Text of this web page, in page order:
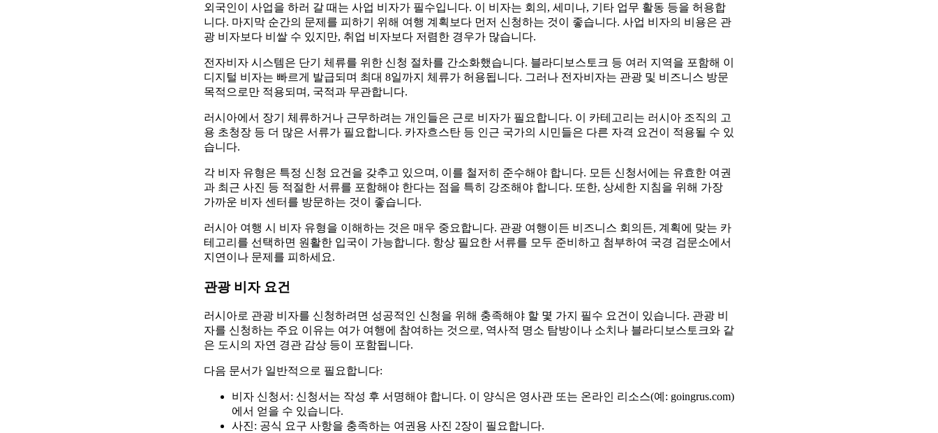
외국인이 사업을 하러 갈 때는 사업 비자가 필수입니다. 이 비자는 회의, 세미나, 기타 업무 활동 등을 허용합
니다. 마지막 순간의 문제를 피하기 위해 여행 계획보다 먼저 신청하는 것이 좋습니다. 사업 비자의 비용은 관
광 비자보다 비쌀 수 있지만, 취업 비자보다 저렴한 경우가 많습니다.
전자비자 시스템은 단기 체류를 위한 신청 절차를 간소화했습니다. 블라디보스토크 등 여러 지역을 포함해 이
디지털 비자는 빠르게 발급되며 최대 8일까지 체류가 허용됩니다. 그러나 전자비자는 관광 및 비즈니스 방문
목적으로만 적용되며, 국적과 무관합니다.
러시아에서 장기 체류하거나 근무하려는 개인들은 근로 비자가 필요합니다. 이 카테고리는 러시아 조직의 고
용 초청장 등 더 많은 서류가 필요합니다. 카자흐스탄 등 인근 국가의 시민들은 다른 자격 요건이 적용될 수 있
습니다.
각 비자 유형은 특정 신청 요건을 갖추고 있으며, 이를 철저히 준수해야 합니다. 모든 신청서에는 유효한 여권
과 최근 사진 등 적절한 서류를 포함해야 한다는 점을 특히 강조해야 합니다. 또한, 상세한 지침을 위해 가장
가까운 비자 센터를 방문하는 것이 좋습니다.
러시아 여행 시 비자 유형을 이해하는 것은 매우 중요합니다. 관광 여행이든 비즈니스 회의든, 계획에 맞는 카
테고리를 선택하면 원활한 입국이 가능합니다. 항상 필요한 서류를 모두 준비하고 첨부하여 국경 검문소에서
지연이나 문제를 피하세요.
관광 비자 요건
러시아로 관광 비자를 신청하려면 성공적인 신청을 위해 충족해야 할 몇 가지 필수 요건이 있습니다. 관광 비
자를 신청하는 주요 이유는 여가 여행에 참여하는 것으로, 역사적 명소 탐방이나 소치나 블라디보스토크와 같
은 도시의 자연 경관 감상 등이 포함됩니다.
다음 문서가 일반적으로 필요합니다:
비자 신청서: 신청서는 작성 후 서명해야 합니다. 이 양식은 영사관 또는 온라인 리소스(예: goingrus.com)
에서 얻을 수 있습니다.
사진: 공식 요구 사항을 충족하는 여권용 사진 2장이 필요합니다.